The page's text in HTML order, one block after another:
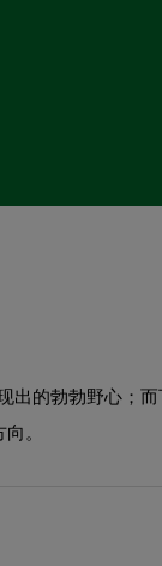
出的勃勃野心；
。